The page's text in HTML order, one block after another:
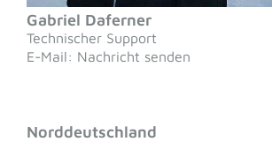
Gabriel Daferner
Technischer Support
E-Mail: Nachricht senden
Norddeutschland